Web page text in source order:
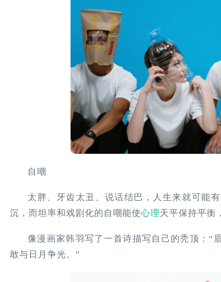
自嘲
太胖、牙齿太丑、说话结巴，人生来就可能
沉，而坦率和戏剧化的自嘲能使心理天平保持平衡
像漫画家韩羽写了一首诗描写自己的秃顶：“
敢与日月争光。”